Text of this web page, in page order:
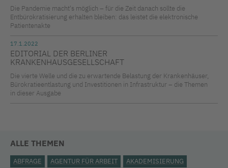
Die Pandemie macht's möglich – für die Zeit danach sollte die
Entbürokratisierung erhalten bleiben: das leistet die elektronische
Patientenakte
17.1.2022
EDITORIAL DER BERLINER
KRANKENHAUSGESELLSCHAFT
Die vierte Welle und die zu erwartende Belastung der Krankenhäuser,
Bürokratieentlastung und Investitionen in Infrastruktur – die Themen
in dieser Ausgabe
ALLE THEMEN
ABFRAGE AGENTUR FÜR ARBEIT
AKADEMISIERUNG